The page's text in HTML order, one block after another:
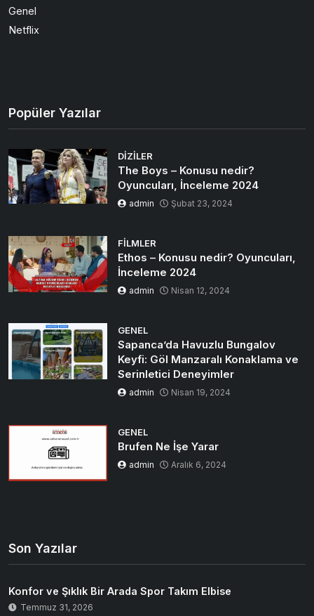
Genel
Netflix
Popüler Yazılar
DIZILER
The Boys – Konusu nedir?
Oyuncuları, İnceleme 2024
admin Şubat 23, 2024
FILMLER
Ethos – Konusu nedir? Oyuncuları,
İnceleme 2024
admin Nisan 12, 2024
GENEL
Sapanca’da Havuzlu Bungalov
Keyfi: Göl Manzaralı Konaklama ve
Serinletici Deneyimler
admin Nisan 19, 2024
GENEL
Brufen Ne İşe Yarar
admin Aralık 6, 2024
Son Yazılar
Konfor ve Şıklık Bir Arada Spor Takım Elbise
Temmuz 31, 2026